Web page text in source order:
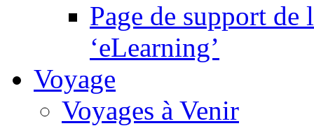
Page de support de
‘eLearning’
Voyage
Voyages à Venir